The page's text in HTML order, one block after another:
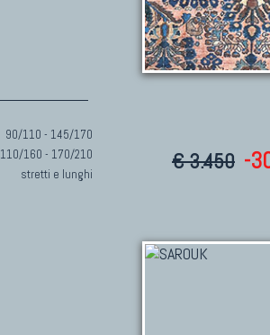
90/110 - 145/170
110/160 - 170/210
stretti e lunghi € 3.450 -